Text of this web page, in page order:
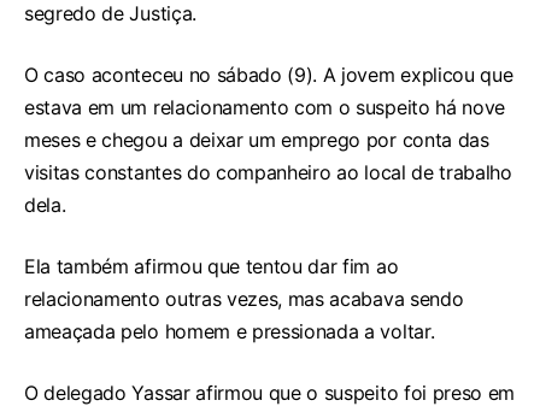
segredo de Justiça.
O caso aconteceu no sábado (9). A jovem explicou que
estava em um relacionamento com o suspeito há nove
meses e chegou a deixar um emprego por conta das
visitas constantes do companheiro ao local de trabalho
dela.
Ela também afirmou que tentou dar fim ao
relacionamento outras vezes, mas acabava sendo
ameaçada pelo homem e pressionada a voltar.
O delegado Yassar afirmou que o suspeito foi preso em